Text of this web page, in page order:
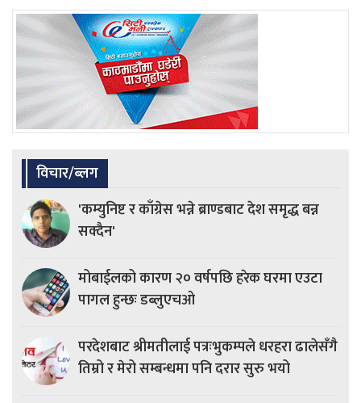
विचार/ब्लग
'कम्युनिष्ट र काँग्रेस भन्ने ब्राण्डबाट देश समृद्ध बन्न
सक्दैन'
मोबाईलको कारण २० वर्षपछि हरेक घरमा एउटा
पागल हुन्छः डब्लुएचओ
परदेशबाट श्रीमतीलाई पत्रःभुकम्पले धरहरा ढालेसँगै
तिम्रो र मेरो सम्बन्धमा पनि दरार सुरु भयो